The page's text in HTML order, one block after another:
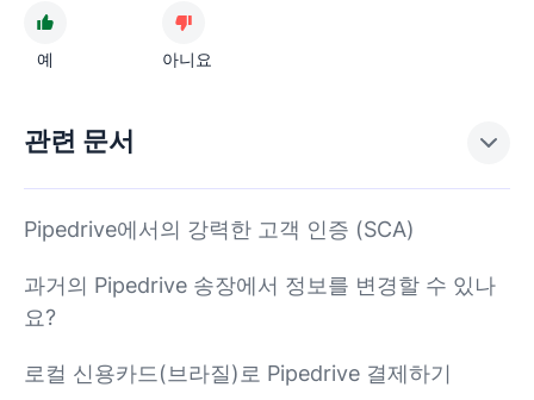
예 아니요
관련 문서
Pipedrive에서의 강력한 고객 인증 (SCA)
과거의 Pipedrive 송장에서 정보를 변경할 수 있나
요?
로컬 신용카드(브라질)로 Pipedrive 결제하기